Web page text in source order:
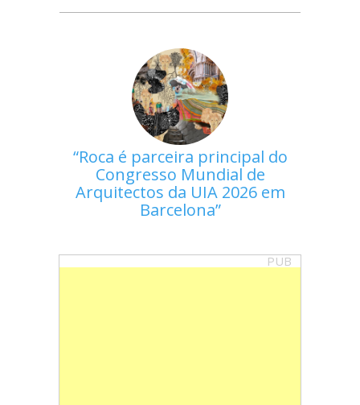
Roca é parceira principal do
Congresso Mundial de
Arquitectos da UIA 2026 em
Barcelona
PUB